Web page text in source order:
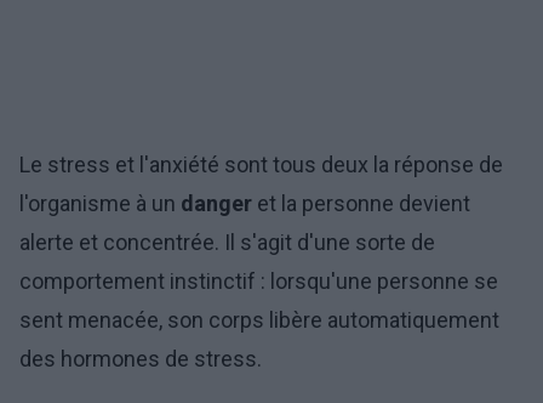
Le stress et l'anxiété sont tous deux la réponse de
l'organisme à un danger et la personne devient
alerte et concentrée. Il s'agit d'une sorte de
comportement instinctif : lorsqu'une personne se
sent menacée, son corps libère automatiquement
des hormones de stress.